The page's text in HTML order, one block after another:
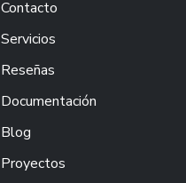
Contacto
Servicios
Reseñas
Documentación
Blog
Proyectos